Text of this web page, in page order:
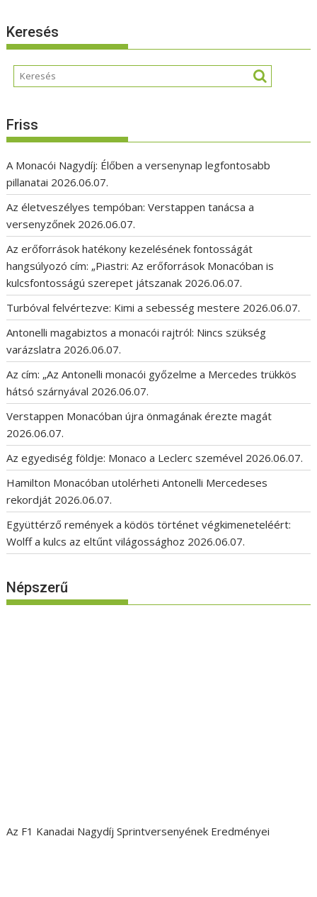
Keresés
Friss
A Monacói Nagydíj: Élőben a versenynap legfontosabb
pillanatai 2026.06.07.
Az életveszélyes tempóban: Verstappen tanácsa a
versenyzőnek 2026.06.07.
Az erőforrások hatékony kezelésének fontosságát
hangsúlyozó cím: „Piastri: Az erőforrások Monacóban is
kulcsfontosságú szerepet játszanak 2026.06.07.
Turbóval felvértezve: Kimi a sebesség mestere 2026.06.07.
Antonelli magabiztos a monacói rajtról: Nincs szükség
varázslatra 2026.06.07.
Az cím: „Az Antonelli monacói győzelme a Mercedes trükkös
hátsó szárnyával 2026.06.07.
Verstappen Monacóban újra önmagának érezte magát
2026.06.07.
Az egyediség földje: Monaco a Leclerc szemével 2026.06.07.
Hamilton Monacóban utolérheti Antonelli Mercedeses
rekordját 2026.06.07.
Együttérző remények a ködös történet végkimeneteléért:
Wolff a kulcs az eltűnt világossághoz 2026.06.07.
Népszerű
Az F1 Kanadai Nagydíj Sprintversenyének Eredményei